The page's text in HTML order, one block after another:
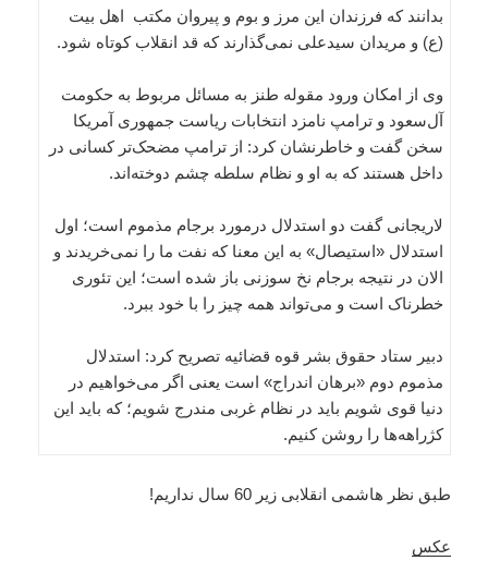
بدانند که فرزندان این مرز و بوم و پیروان مکتب اهل بیت
(ع) و مریدان سیدعلی نمی‌گذارند که قد انقلاب کوتاه شود.
وی از امکان ورود مقوله طنز به مسائل مربوط به حکومت
آل‌سعود و ترامپ نامزد انتخابات ریاست جمهوری آمریکا
سخن گفت و خاطرنشان کرد: از ترامپ مضحک‌تر کسانی در
داخل هستند که به او و نظام سلطه چشم دوخته‌اند.
لاریجانی گفت دو استدلال درمورد برجام مذموم است؛ اول
استدلال «استیصال» به این معنا که نفت ما را نمی‌خریدند و
الان در نتیجه برجام نخ سوزنی باز شده است؛ این تئوری
خطرناک است و می‌تواند همه چیز را با خود ببرد.
دبیر ستاد حقوق ‌بشر قوه قضائیه تصریح کرد: استدلال
مذموم دوم «برهان اندراج» است یعنی اگر می‌خواهیم در
دنیا قوی شویم باید در نظام غربی مندرج شویم؛ که باید این
کژراهه‌ها را روشن کنیم.
طبق نظر هاشمی انقلابی زیر 60 سال نداریم!
عکس